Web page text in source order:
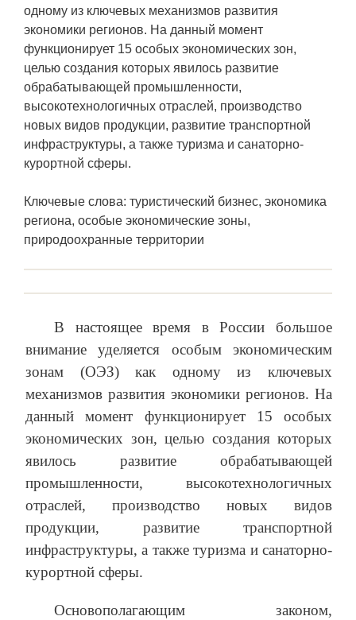
одному из ключевых механизмов развития
экономики регионов. На данный момент
функционирует 15 особых экономических зон,
целью создания которых явилось развитие
обрабатывающей промышленности,
высокотехнологичных отраслей, производство
новых видов продукции, развитие транспортной
инфраструктуры, а также туризма и санаторно-
курортной сферы.
Ключевые слова: туристический бизнес, экономика
региона, особые экономические зоны,
природоохранные территории
В настоящее время в России большое
внимание уделяется особым экономическим
зонам (ОЭЗ) как одному из ключевых
механизмов развития экономики регионов. На
данный момент функционирует 15 особых
экономических зон, целью создания которых
явилось развитие обрабатывающей
промышленности, высокотехнологичных
отраслей, производство новых видов
продукции, развитие транспортной
инфраструктуры, а также туризма и санаторно-
курортной сферы.
Основополагающим законом,